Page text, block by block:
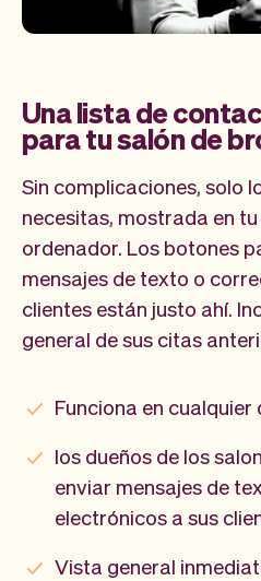
Una lista de
para tu salón de
Sin complicaciones, solo
necesitas, mostrada en
ordenador. Los botones
mensajes de texto o
clientes están justo ahí.
general de sus citas
Funciona en
los dueños de los
enviar mensajes de
electrónicos a sus
Vista general